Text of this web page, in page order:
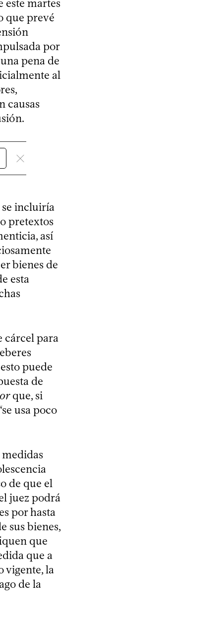
este martes
que prevé
por
pena de
al
causas
se incluiría
pretextos
así
bienes de
esta
cárcel para
puede
de
que, si
usa poco
de que el
juez podrá
por hasta
sus bienes,
que
que a
vigente, la
de la